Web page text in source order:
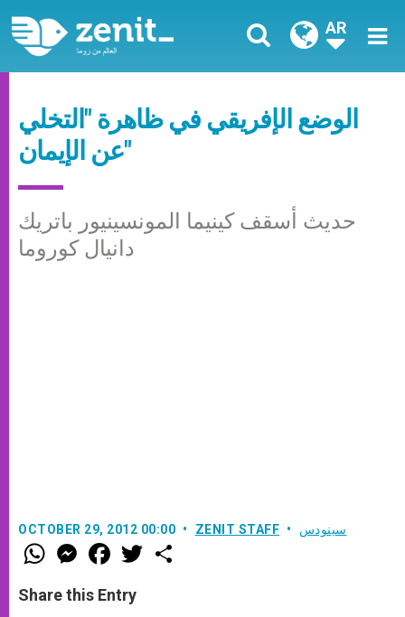
AR
الوضع الإفريقي في ظاهرة "التخلي
عن الإيمان"
حديث أسقف كينيما المونسينيور باتريك
دانيال كوروما
OCTOBER 29, 2012 00:00 ZENIT STAFF سينودس
W
h
t
s
M
e
s
e
F
a
e
b
w
Share this Entry